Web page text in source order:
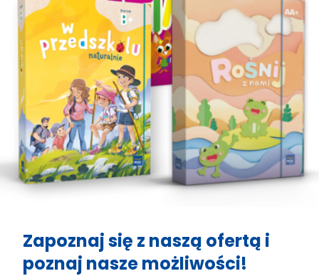
Zapoznaj się z naszą ofertą i
poznaj nasze możliwości!